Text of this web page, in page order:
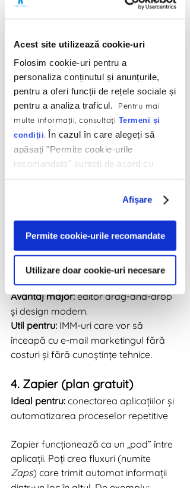
Acest site utilizează cookie-uri
Folosim cookie-uri pentru a
personaliza conținutul și anunțurile,
pentru a oferi funcții de rețele sociale și
pentru a analiza traficul.
Pentru mai
multe informaţii, consultaţi Termeni și
condiții. În cazul în care alegeți să
apăsați "Permite cookie-urile
recomandate" sunteți de acord cu
Afişare
Permite cookie-urile recomandate
Utilizare doar cookie-uri necesare
Avantaj major:
integrări native cu
3. MailerLite
Ideal pentru: campanii de e-mail,
newslettere, automatizări simple
MailerLite este un tool extrem de
intuitiv pentru trimiterea e-mailurilor
automate și personalizate. Varianta
abonați și 12.000 de e-mailuri pe lună.
mesaj de bun venit după abonare
secvențe de onboarding
trimiterea de oferte în funcție de
comportamentul utilizatorilor
Avantaj major: editor drag-and-drop
și design modern.
Util pentru: IMM-uri care vor să
înceapă cu e-mail marketingul fără
costuri și fără cunoștințe tehnice.
4. Zapier (plan gratuit)
Ideal pentru: conectarea aplicațiilor și
automatizarea proceselor repetitive
Zapier funcționează ca un „pod” între
aplicații. Poți crea fluxuri (numite
Zaps) care trimit automat informații